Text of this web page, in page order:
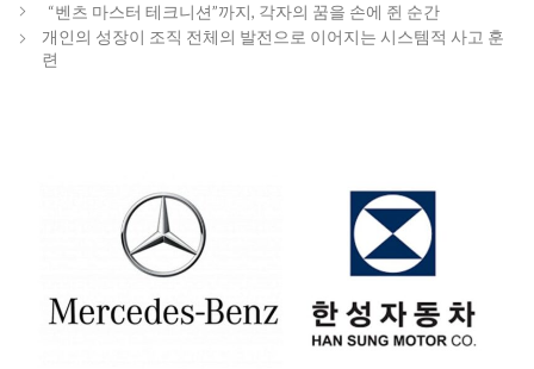
“벤츠 마스터 테크니션”까지, 각자의 꿈을 손에 쥔 순간
개인의 성장이 조직 전체의 발전으로 이어지는 시스템적 사고 훈
련